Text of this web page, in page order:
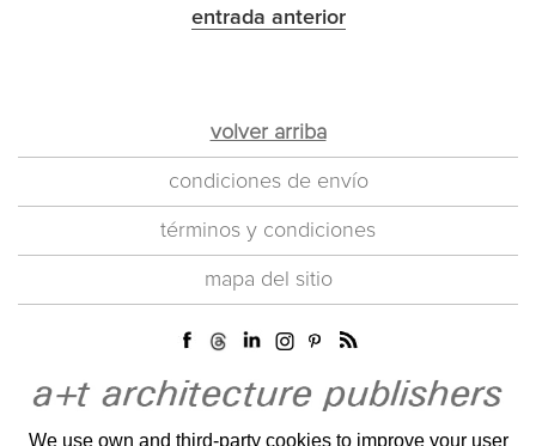
entrada anterior
volver arriba
condiciones de envío
términos y condiciones
mapa del sitio
We use own and third-party cookies to improve your user